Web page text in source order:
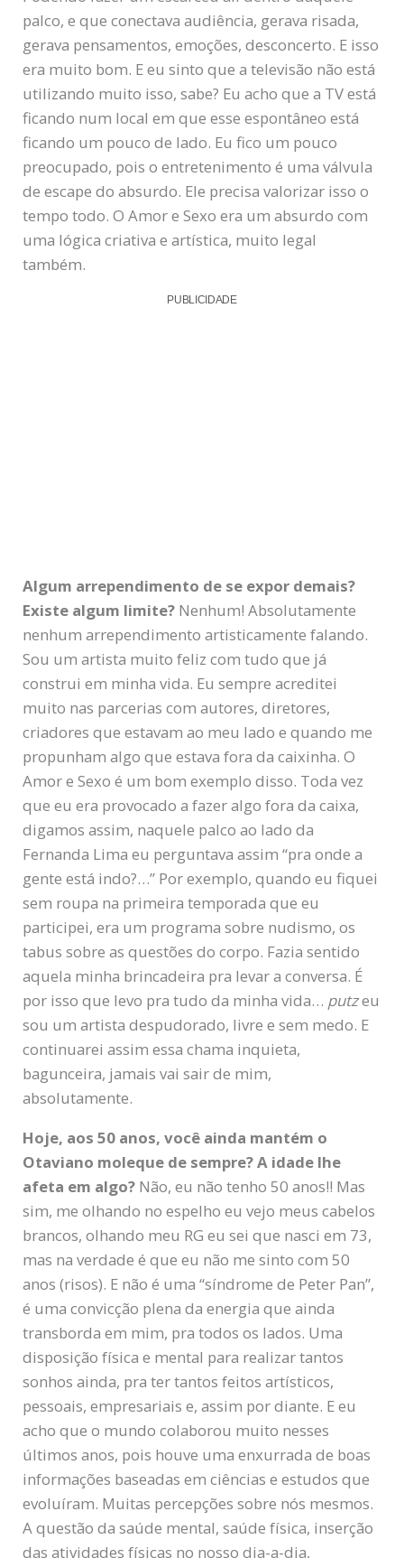
palco, e que conectava audiência, gerava risada,
gerava pensamentos, emoções, desconcerto. E isso
era muito bom. E eu sinto que a televisão não está
utilizando muito isso, sabe? Eu acho que a TV está
ficando num local em que esse espontâneo está
ficando um pouco de lado. Eu fico um pouco
preocupado, pois o entretenimento é uma válvula
de escape do absurdo. Ele precisa valorizar isso o
tempo todo. O Amor e Sexo era um absurdo com
uma lógica criativa e artística, muito legal
também.
PUBLICIDADE
Algum arrependimento de se expor demais?
Existe algum limite? Nenhum! Absolutamente
nenhum arrependimento artisticamente falando.
Sou um artista muito feliz com tudo que já
construi em minha vida. Eu sempre acreditei
muito nas parcerias com autores, diretores,
criadores que estavam ao meu lado e quando me
propunham algo que estava fora da caixinha. O
Amor e Sexo é um bom exemplo disso. Toda vez
que eu era provocado a fazer algo fora da caixa,
digamos assim, naquele palco ao lado da
Fernanda Lima eu perguntava assim “pra onde a
gente está indo?…” Por exemplo, quando eu fiquei
sem roupa na primeira temporada que eu
participei, era um programa sobre nudismo, os
tabus sobre as questões do corpo. Fazia sentido
aquela minha brincadeira pra levar a conversa. É
por isso que levo pra tudo da minha vida… putzeu
sou um artista despudorado, livre e sem medo. E
continuarei assim essa chama inquieta,
bagunceira, jamais vai sair de mim,
absolutamente.
Hoje, aos 50 anos, você ainda mantém o
Otaviano moleque de sempre? A idade lhe
afeta em algo? Não, eu não tenho 50 anos!! Mas
sim, me olhando no espelho eu vejo meus cabelos
brancos, olhando meu RG eu sei que nasci em 73,
mas na verdade é que eu não me sinto com 50
anos (risos). E não é uma “síndrome de Peter Pan”,
é uma convicção plena da energia que ainda
transborda em mim, pra todos os lados. Uma
disposição física e mental para realizar tantos
sonhos ainda, pra ter tantos feitos artísticos,
pessoais, empresariais e, assim por diante. E eu
acho que o mundo colaborou muito nesses
últimos anos, pois houve uma enxurrada de boas
informações baseadas em ciências e estudos que
evoluíram. Muitas percepções sobre nós mesmos.
A questão da saúde mental, saúde física, inserção
das atividades físicas no nosso dia-a-dia,